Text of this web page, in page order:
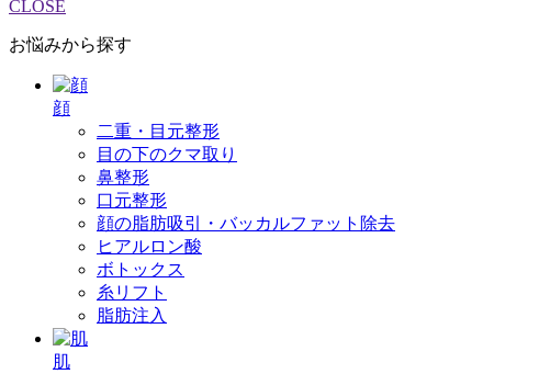
CLOSE
お悩みから探す
顔
二重・目元整形
目の下のクマ取り
鼻整形
口元整形
顔の脂肪吸引・バッカルファット除去
ヒアルロン酸
ボトックス
糸リフト
脂肪注入
肌